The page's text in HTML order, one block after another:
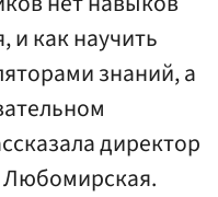
и как научить
знаний, а
директор